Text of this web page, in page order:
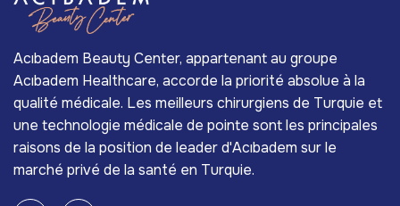
Acıbadem Beauty Center, appartenant au groupe
Acıbadem Healthcare, accorde la priorité absolue à la
qualité médicale. Les meilleurs chirurgiens de Turquie et
une technologie médicale de pointe sont les principales
raisons de la position de leader d'Acıbadem sur le
marché privé de la santé en Turquie.